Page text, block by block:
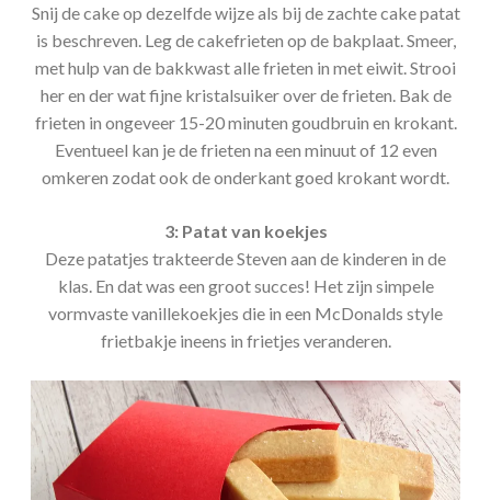
Snij de cake op dezelfde wijze als bij de zachte cake patat
is beschreven. Leg de cakefrieten op de bakplaat. Smeer,
met hulp van de bakkwast alle frieten in met eiwit. Strooi
her en der wat fijne kristalsuiker over de frieten. Bak de
frieten in ongeveer 15-20 minuten goudbruin en krokant.
Eventueel kan je de frieten na een minuut of 12 even
omkeren zodat ook de onderkant goed krokant wordt.
3: Patat van koekjes
Deze patatjes trakteerde Steven aan de kinderen in de
klas. En dat was een groot succes! Het zijn simpele
vormvaste vanillekoekjes die in een McDonalds style
frietbakje ineens in frietjes veranderen.